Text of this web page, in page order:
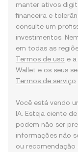
manter ativos
financeira e
consulte um
investimentos.
em todas as
Termos de uso e a
Wallet e os seus
Termos de serviço
Você está vendo
IA. Esteja ciente
podem não ser
informações não
ou